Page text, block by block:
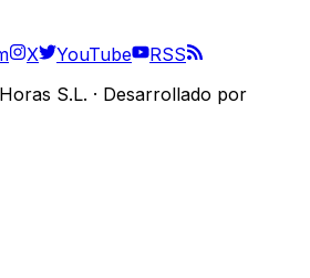
X YouTube
RSS
S.L. · Desarrollado por